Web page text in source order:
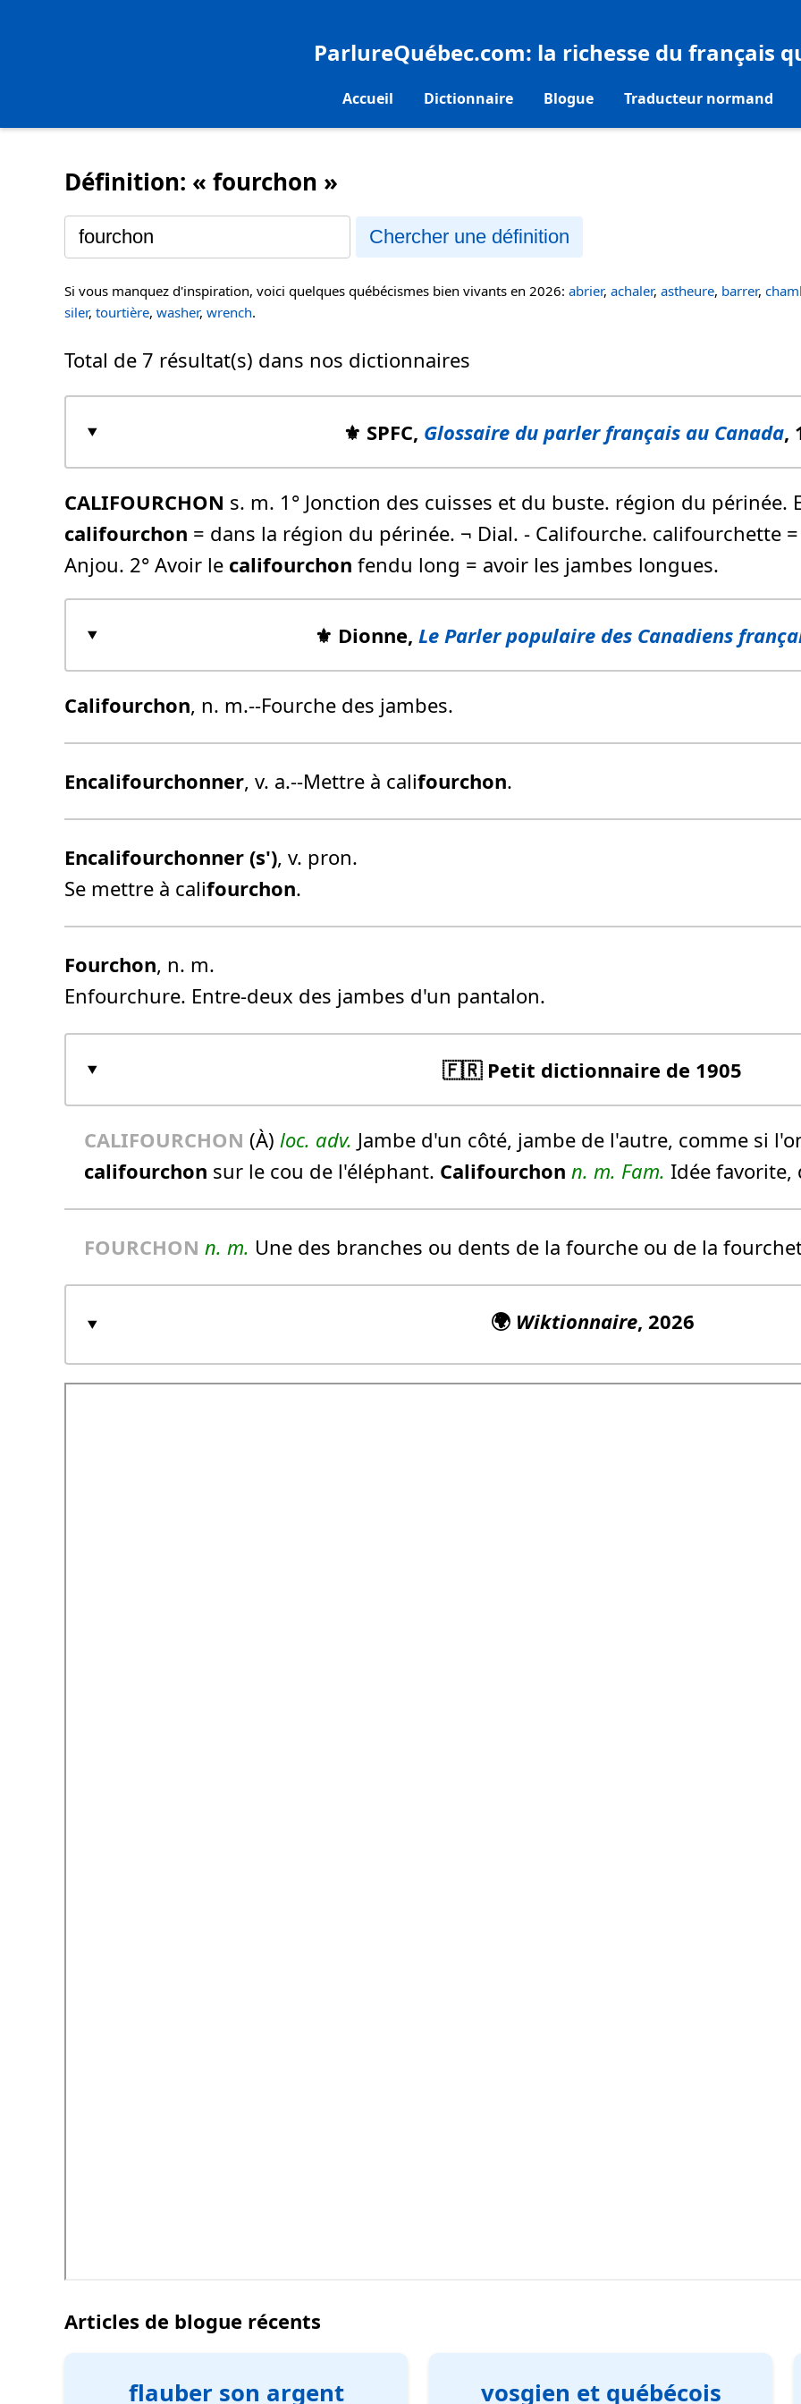
ParlureQuébec.com: la richesse du français
Accueil Dictionnaire Blogue Traducteur normand
Définition: « fourchon »
Chercher une définition
Si vous manquez d'inspiration, voici quelques québécismes bien vivants en 2026: abrier, achaler, astheure, barrer,
siler, tourtière, washer, wrench.
Total de 7 résultat(s) dans nos dictionnaires
⚜️ SPFC, Glossaire du parler français au Canada,
CALIFOURCHON s. m. 1° Jonction des cuisses et du buste. région du périnée.
califourchon = dans la région du périnée. ¬ Dial. - Califourche. califourchette
Anjou. 2° Avoir le califourchon fendu long = avoir les jambes longues.
⚜️ Dionne, Le Parler populaire des Canadiens
Califourchon, n. m.--Fourche des jambes.
Encalifourchonner, v. a.--Mettre à califourchon.
Encalifourchonner (s'), v. pron.
Se mettre à califourchon.
Fourchon, n. m.
Enfourchure. Entre-deux des jambes d'un pantalon.
🇫🇷 Petit dictionnaire de 1905
CALIFOURCHON (À) loc. adv. Jambe d'un côté, jambe de l'autre, comme si
califourchon sur le cou de l'éléphant. Califourchon n. m. Fam. Idée favorite,
FOURCHON n. m. Une des branches ou dents de la fourche ou de la
🌍 Wiktionnaire, 2026
Articles de blogue récents
flauber son argent vosgien et québécois